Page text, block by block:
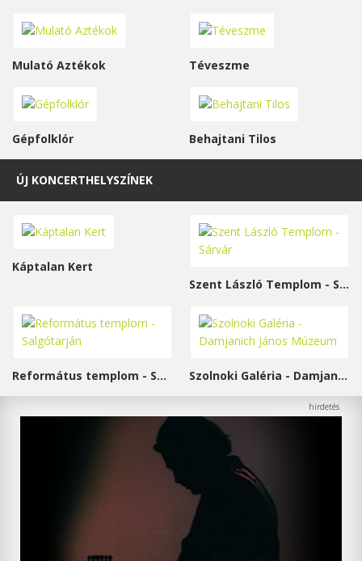
Mulató Aztékok Téveszme
Gépfolklór Behajtani Tilos
ÚJ KONCERTHELYSZÍNEK
Káptalan Kert
Szent László Templom - Sárvár
Református templom - Salgótarján Szolnoki Galéria - Damjanich János Múzeum